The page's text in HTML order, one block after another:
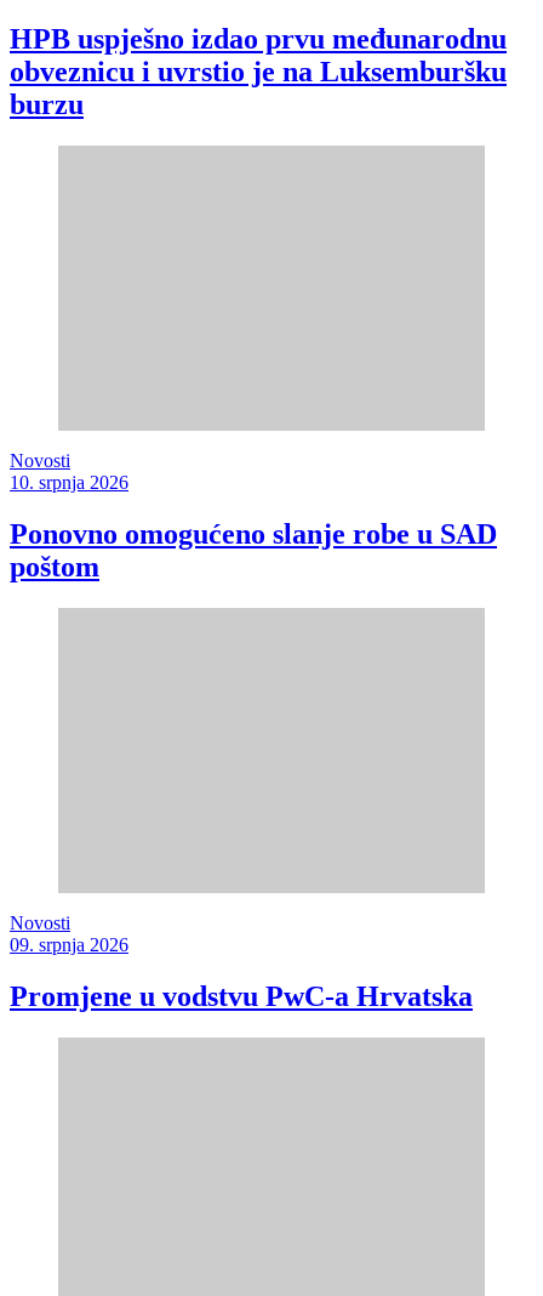
HPB uspješno izdao prvu međunarodnu
obveznicu i uvrstio je na Luksemburšku
burzu
Novosti
10. srpnja 2026
Ponovno omogućeno slanje robe u SAD
poštom
Novosti
09. srpnja 2026
Promjene u vodstvu PwC-a Hrvatska